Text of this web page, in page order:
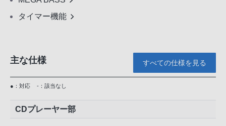
タイマー機能
主な仕様 すべての仕様を見る
●：対応 -：該当なし
CDプレーヤー部